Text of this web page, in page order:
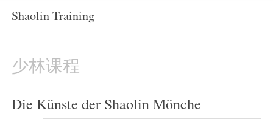
Shaolin Training
少林课程
Die Künste der Shaolin Mönche